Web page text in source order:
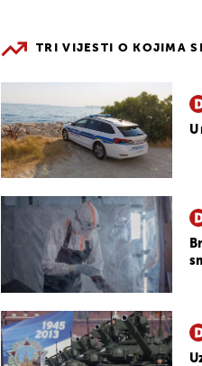
TRI VIJESTI O KOJIMA
U